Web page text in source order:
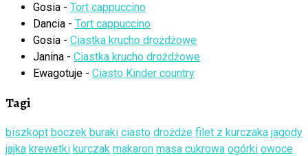
Gosia - Tort cappuccino
Dancia - Tort cappuccino
Gosia - Ciastka krucho drożdżowe
Janina - Ciastka krucho drożdżowe
Ewagotuje - Ciasto Kinder country
Tagi
biszkopt boczek buraki ciasto drożdże filet z kurczaka jagody
jajka krewetki kurczak makaron masa cukrowa ogórki owoce